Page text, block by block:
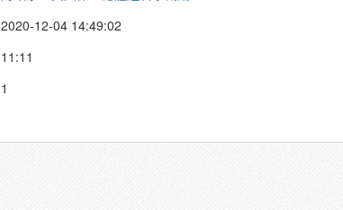
2020-12-04 14:49:02
11:11
1